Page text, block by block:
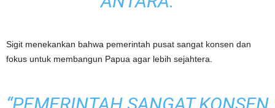
Sigit menekankan bahwa pemerintah pusat sangat konsen dan
fokus untuk membangun Papua agar lebih sejahtera.